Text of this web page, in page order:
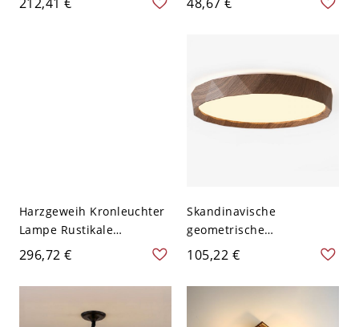
110V-120V 59,69 cm
Wandhalterung
Harzgeweih Kronleuchter
Lampe Rustikale
Restaurant Bar
Wohnzimmer Decken
Hängelampe - 110V-120V
296,72 €
Skandinavische
geometrische
Deckenleuchte,
Metallleuchte in Holzoptik
mit Acrylschirm - 110V-
105,22 €